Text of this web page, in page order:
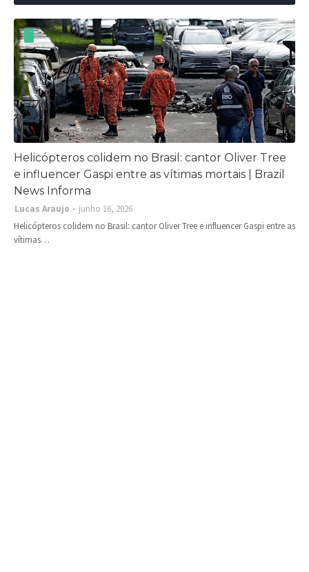
Helicópteros colidem no Brasil: cantor Oliver Tree
e influencer Gaspi entre as vítimas mortais | Brazil
News Informa
Lucas Araujo
junho 16, 2026
Helicópteros colidem no Brasil: cantor Oliver Tree e influencer Gaspi entre as
vítimas…